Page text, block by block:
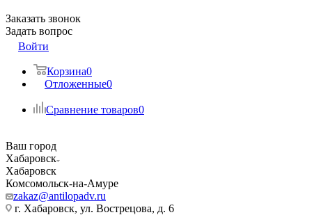
Заказать звонок
Задать вопрос
Войти
Корзина0
Отложенные0
Сравнение товаров0
Ваш город
Хабаровск
Хабаровск
Комсомольск-на-Амуре
zakaz@antilopadv.ru
г. Хабаровск, ул. Вострецова, д. 6